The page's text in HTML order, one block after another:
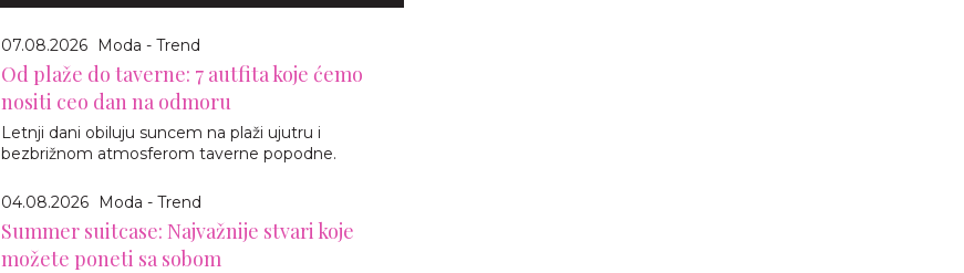
07.08.2026 Moda - Trend
Od plaže do taverne: 7 autfita koje ćemo
nositi ceo dan na odmoru
Letnji dani obiluju suncem na plaži ujutru i
bezbrižnom atmosferom taverne popodne.
04.08.2026 Moda - Trend
Summer suitcase: Najvažnije stvari koje
možete poneti sa sobom